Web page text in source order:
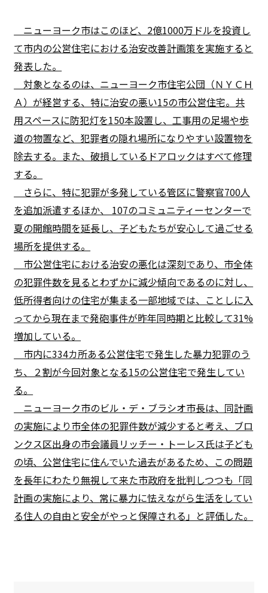
ニューヨーク市はこのほど、2億1000万ドルを投資し
て市内の公営住宅における治安改善計画策を実施すると
発表した。
対象となるのは、ニューヨーク市住宅公団（ＮＹＣＨ
Ａ）が経営する、特に治安の悪い15の市公営住宅。共
用スペースに防犯灯を150本設置し、工事用の足場や歩
道の物置など、犯罪者の隠れ場所になりやすい設置物を
除去する。また、破損しているドアロックはすべて修理
する。
さらに、特に犯罪が多発している管区に警察官700人
を追加派遣するほか、 107のコミュニティーセンターで
夏の開館時間を延長し、子どもたちが安心して過ごせる
場所を提供する。
市公営住宅における治安の悪化は深刻であり、市全体
の犯罪件数を見るとわずかに減少傾向であるのに対し、
低所得者向けの住宅が集まる一部地域では、ことしに入
ってから現在まで発砲事件が昨年同時期と比較して31%
増加している。
市内に334カ所ある公営住宅で発生した暴力犯罪のう
ち、２割が今回対象となる15の公営住宅で発生してい
る。
ニューヨーク市のビル・デ・ブラシオ市長は、同計画
の実施により市全体の犯罪件数が減少すると考え、ブロ
ンクス区出身の市会議員リッチー・トーレス氏は子ども
の頃、公営住宅に住んでいた過去があるため、この問題
を長年にわたり無視して来た市政府を批判しつつも「同
計画の実施により、常に暴力に怯えながら生活をしてい
る住人の自由と安全がやっと保障される」と評価した。